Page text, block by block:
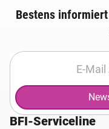
Bestens
BFI-Serviceline